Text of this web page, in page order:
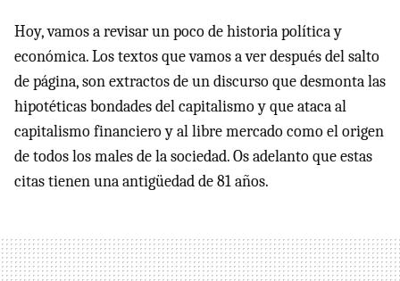
Hoy, vamos a revisar un poco de historia política y
económica. Los textos que vamos a ver después del salto
de página, son extractos de un discurso que desmonta las
hipotéticas bondades del capitalismo y que ataca al
capitalismo financiero y al libre mercado como el origen
de todos los males de la sociedad. Os adelanto que estas
citas tienen una antigüedad de 81 años.